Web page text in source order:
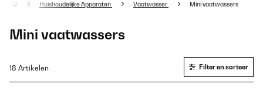
Huishoudelijke Apparaten Vaatwasser Mini vaatwassers
Mini vaatwassers
18 Artikelen Filter en sorteer